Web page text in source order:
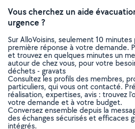
Vous cherchez un aide
urgence ?
Sur AlloVoisins, seulement 10
première réponse à votre demande.
et trouvez en quelques minutes un
autour de chez vous, pour votre
déchets - gravats
Consultez les profils des membres,
particuliers, qui vous ont contacté.
réalisation, expertises, avis : trouvez
votre demande et à votre budget.
Conversez ensemble depuis la
des échanges sécurisés et efficaces
intégrés.